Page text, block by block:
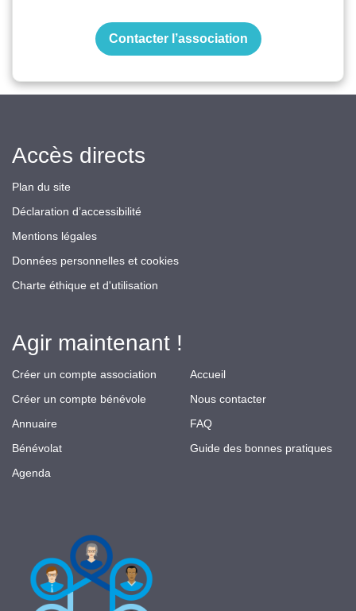
Contacter l’association
Accès directs
Plan du site
Déclaration d’accessibilité
Mentions légales
Données personnelles et cookies
Charte éthique et d'utilisation
Agir maintenant !
Créer un compte association
Créer un compte bénévole
Annuaire
Bénévolat
Agenda
Accueil
Nous contacter
FAQ
Guide des bonnes pratiques